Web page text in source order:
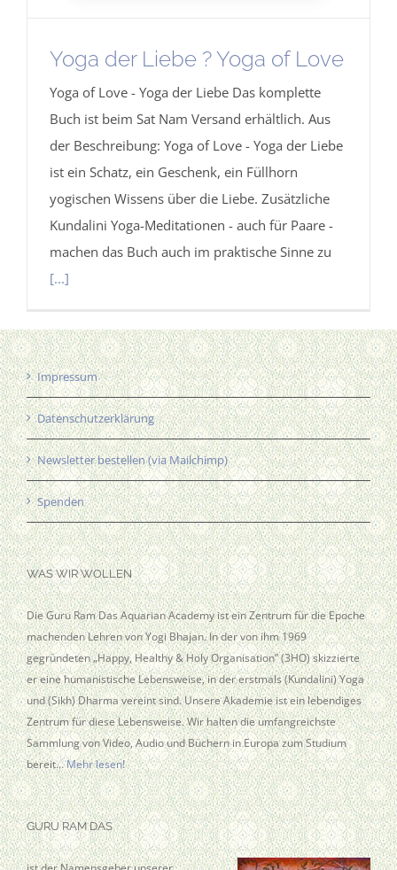
Yoga der Liebe ? Yoga of Love
Yoga of Love - Yoga der Liebe Das komplette
Buch ist beim Sat Nam Versand erhältlich. Aus
der Beschreibung: Yoga of Love - Yoga der Liebe
ist ein Schatz, ein Geschenk, ein Füllhorn
yogischen Wissens über die Liebe. Zusätzliche
Kundalini Yoga-Meditationen - auch für Paare -
machen das Buch auch im praktische Sinne zu
[...]
Impressum
Datenschutzerklärung
Newsletter bestellen (via Mailchimp)
Spenden
WAS WIR WOLLEN
Die Guru Ram Das Aquarian Academy ist ein Zentrum für die Epoche
machenden Lehren von Yogi Bhajan. In der von ihm 1969
gegründeten „Happy, Healthy & Holy Organisation” (3HO) skizzierte
er eine humanistische Lebensweise, in der erstmals (Kundalini) Yoga
und (Sikh) Dharma vereint sind. Unsere Akademie ist ein lebendiges
Zentrum für diese Lebensweise. Wir halten die umfangreichste
Sammlung von Video, Audio und Büchern in Europa zum Studium
bereit…Mehr lesen!
GURU RAM DAS